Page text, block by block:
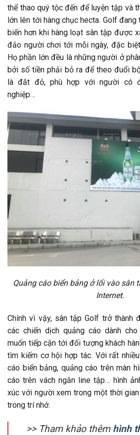
thể thao quý tộc đến để luyện tập và
lớn lên tới hàng chục hecta. Golf đang
biến hơn khi hàng loạt sân tập được
đảo người chơi tới mỗi ngày, đặc
Họ phần lớn đều là những người ở
bởi số tiền phải bỏ ra để theo đuổi
là đắt đỏ, phù hợp với người có
nghiệp…
Quảng cáo biển bảng ở lối vào sân
Internet.
Chính vì vậy, sân tập Golf trở thành
các chiến dịch quảng cáo dành cho
muốn tiếp cận tới đối tượng khách
tìm kiếm cơ hội hợp tác. Với rất
cáo biển bảng, quảng cáo trên màn
cáo trên vách ngăn line tập… hình
xúc với người xem trong một thời
trong trí nhớ.
>> Tham khảo thêm hình